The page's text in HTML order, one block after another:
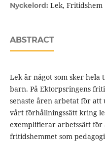
Nyckelord: Lek, Fritidshem
ABSTRACT
Lek är något som sker hela
barn. På Ektorpsringens
senaste åren arbetat för
vårt förhållningssätt kring
exemplifierar arbetssätt för
fritidshemmet som